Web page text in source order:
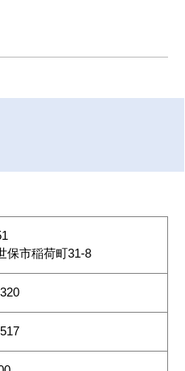
保市稲荷町31-8